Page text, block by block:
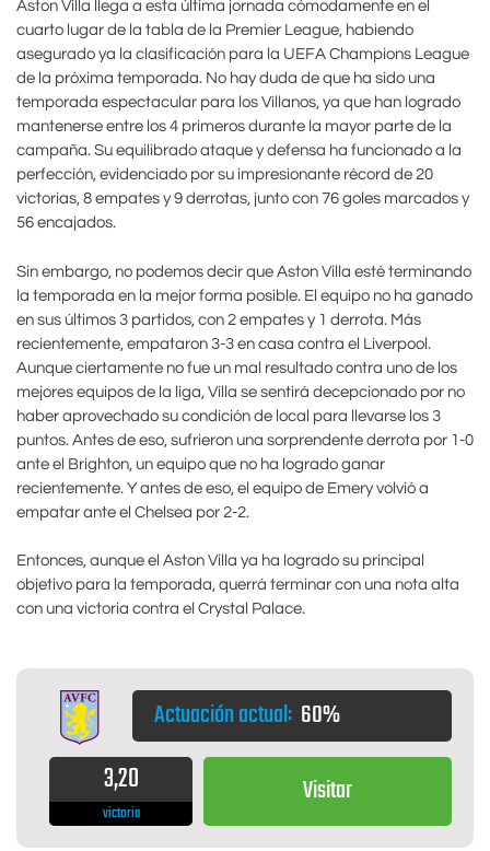
Aston Villa llega a esta última jornada cómodamente en el
cuarto lugar de la tabla de la Premier League, habiendo
asegurado ya la clasificación para la UEFA Champions League
de la próxima temporada. No hay duda de que ha sido una
temporada espectacular para los Villanos, ya que han logrado
mantenerse entre los 4 primeros durante la mayor parte de la
campaña. Su equilibrado ataque y defensa ha funcionado a la
perfección, evidenciado por su impresionante récord de 20
victorias, 8 empates y 9 derrotas, junto con 76 goles marcados y
56 encajados.
Sin embargo, no podemos decir que Aston Villa esté terminando
la temporada en la mejor forma posible. El equipo no ha ganado
en sus últimos 3 partidos, con 2 empates y 1 derrota. Más
recientemente, empataron 3-3 en casa contra el Liverpool.
Aunque ciertamente no fue un mal resultado contra uno de los
mejores equipos de la liga, Villa se sentirá decepcionado por no
haber aprovechado su condición de local para llevarse los 3
puntos. Antes de eso, sufrieron una sorprendente derrota por 1-0
ante el Brighton, un equipo que no ha logrado ganar
recientemente. Y antes de eso, el equipo de Emery volvió a
empatar ante el Chelsea por 2-2.
Entonces, aunque el Aston Villa ya ha logrado su principal
objetivo para la temporada, querrá terminar con una nota alta
con una victoria contra el Crystal Palace.
Actuación actual: 60%
3,20
victoria
Visitar